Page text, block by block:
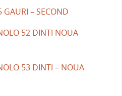
GAURI – SECOND
52 DINTI NOUA
53 DINTI – NOUA